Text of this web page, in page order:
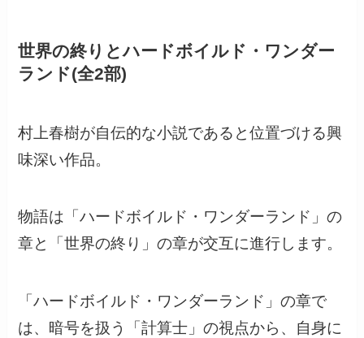
世界の終りとハードボイルド・ワンダー
ランド(全2部)
村上春樹が自伝的な小説であると位置づける興
味深い作品。
物語は「ハードボイルド・ワンダーランド」の
章と「世界の終り」の章が交互に進行します。
「ハードボイルド・ワンダーランド」の章で
は、暗号を扱う「計算士」の視点から、自身に